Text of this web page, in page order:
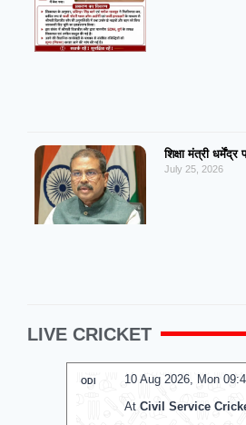
शिक्षा मंत्री धर्मेंद्र
July 25, 2026
LIVE CRICKET
10 Aug 2026, Mon
ODI
At Civil Service